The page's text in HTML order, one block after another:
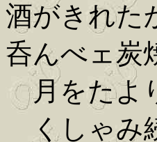
酒がきれ
呑んべェ
月をたよ
くしゃみ